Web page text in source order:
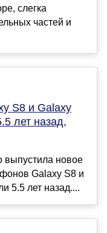
слегка
частей и
S8 и Galaxy
лет назад,
выпустила новое
Galaxy S8 и
5.5 лет назад....